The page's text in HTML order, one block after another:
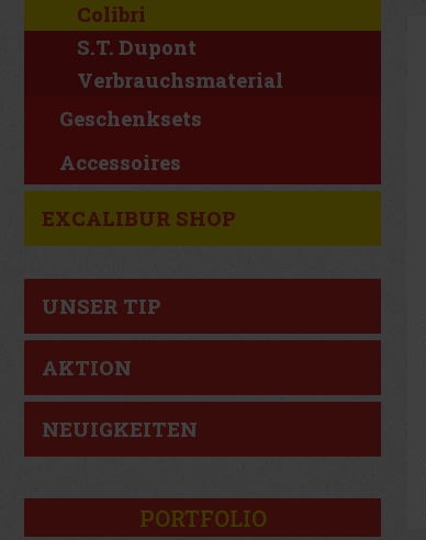
Colibri
S.T. Dupont
Verbrauchsmaterial
Geschenksets
Accessoires
EXCALIBUR SHOP
UNSER TIP
AKTION
NEUIGKEITEN
PORTFOLIO